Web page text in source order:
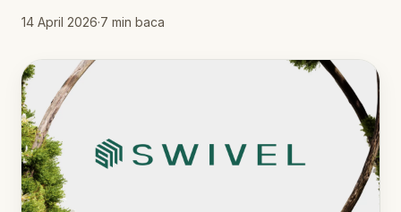
14 April 2026·7 min baca